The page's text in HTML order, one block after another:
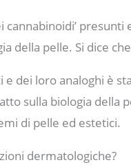
della pelle. Si dice
dei loro analoghi è
sulla biologia della
di pelle ed estetici.
dermatologiche?